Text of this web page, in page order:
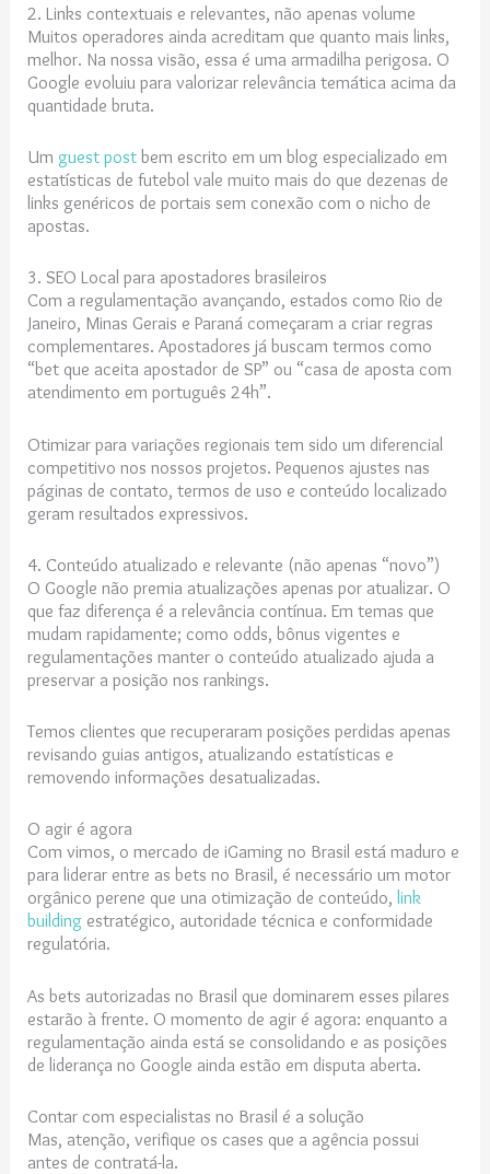
2. Links contextuais e relevantes, não apenas volume
Muitos operadores ainda acreditam que quanto mais links,
melhor. Na nossa visão, essa é uma armadilha perigosa. O
Google evoluiu para valorizar relevância temática acima da
quantidade bruta.
Um guest post bem escrito em um blog especializado em
estatísticas de futebol vale muito mais do que dezenas de
links genéricos de portais sem conexão com o nicho de
apostas.
3. SEO Local para apostadores brasileiros
Com a regulamentação avançando, estados como Rio de
Janeiro, Minas Gerais e Paraná começaram a criar regras
complementares. Apostadores já buscam termos como
“bet que aceita apostador de SP” ou “casa de aposta com
atendimento em português 24h”.
Otimizar para variações regionais tem sido um diferencial
competitivo nos nossos projetos. Pequenos ajustes nas
páginas de contato, termos de uso e conteúdo localizado
geram resultados expressivos.
4. Conteúdo atualizado e relevante (não apenas “novo”)
O Google não premia atualizações apenas por atualizar. O
que faz diferença é a relevância contínua. Em temas que
mudam rapidamente; como odds, bônus vigentes e
regulamentações manter o conteúdo atualizado ajuda a
preservar a posição nos rankings.
Temos clientes que recuperaram posições perdidas apenas
revisando guias antigos, atualizando estatísticas e
removendo informações desatualizadas.
O agir é agora
Com vimos, o mercado de iGaming no Brasil está maduro e
para liderar entre as bets no Brasil, é necessário um motor
orgânico perene que una otimização de conteúdo,link
building estratégico, autoridade técnica e conformidade
regulatória.
As bets autorizadas no Brasil que dominarem esses pilares
estarão à frente. O momento de agir é agora: enquanto a
regulamentação ainda está se consolidando e as posições
de liderança no Google ainda estão em disputa aberta.
Contar com especialistas no Brasil é a solução
Mas, atenção, verifique os cases que a agência possui
antes de contratá-la.